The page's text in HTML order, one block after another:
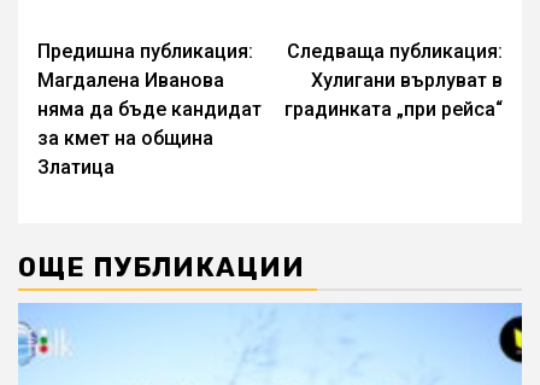
Continue
Reading
Предишна публикация:
Магдалена Иванова
няма да бъде кандидат
за кмет на община
Златица
Следваща публикация:
Хулигани върлуват в
градинката „при рейса“
ОЩЕ ПУБЛИКАЦИИ